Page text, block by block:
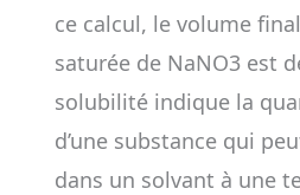
ce calcul, le volume
saturée de NaNO3 est
solubilité indique la
d’une substance qui
dans un solvant à une